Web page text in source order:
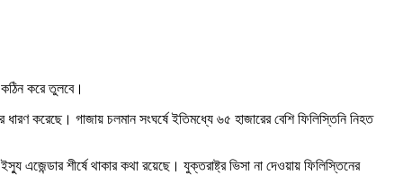
করে তুলবে।
করেছে। গাজায় চলমান সংঘর্ষে ইতিমধ্যে ৬৫ হাজারের বেশি ফিলিস্তিনি নিহত
এজেন্ডার শীর্ষে থাকার কথা রয়েছে। যুক্তরাষ্ট্র ভিসা না দেওয়ায় ফিলিস্তিনের